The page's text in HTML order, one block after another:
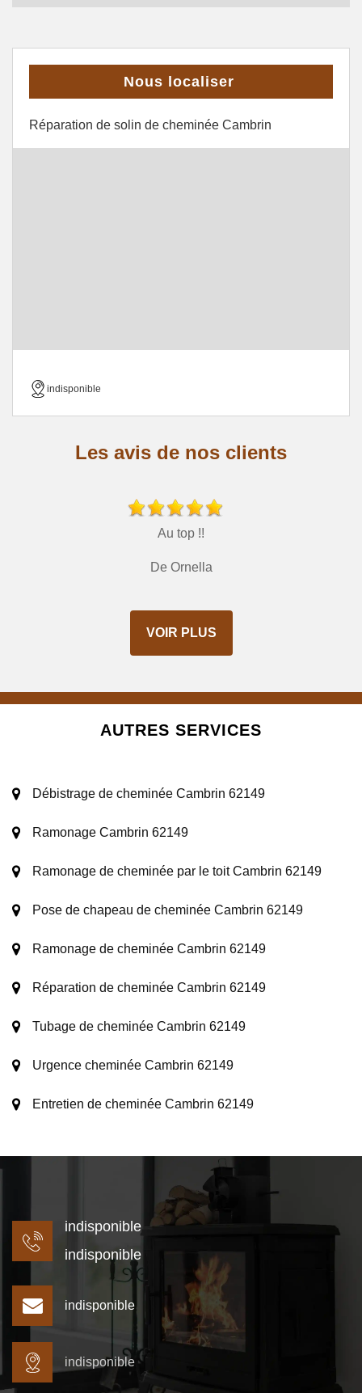
Nous localiser
Réparation de solin de cheminée Cambrin
indisponible
Les avis de nos clients
Au top !!
De Ornella
VOIR PLUS
AUTRES SERVICES
Débistrage de cheminée Cambrin 62149
Ramonage Cambrin 62149
Ramonage de cheminée par le toit Cambrin 62149
Pose de chapeau de cheminée Cambrin 62149
Ramonage de cheminée Cambrin 62149
Réparation de cheminée Cambrin 62149
Tubage de cheminée Cambrin 62149
Urgence cheminée Cambrin 62149
Entretien de cheminée Cambrin 62149
indisponible
indisponible
indisponible
indisponible